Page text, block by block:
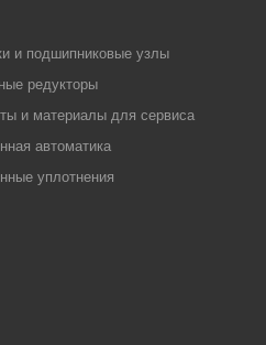
и подшипниковые узлы
редукторы
и материалы для сервиса
автоматика
уплотнения